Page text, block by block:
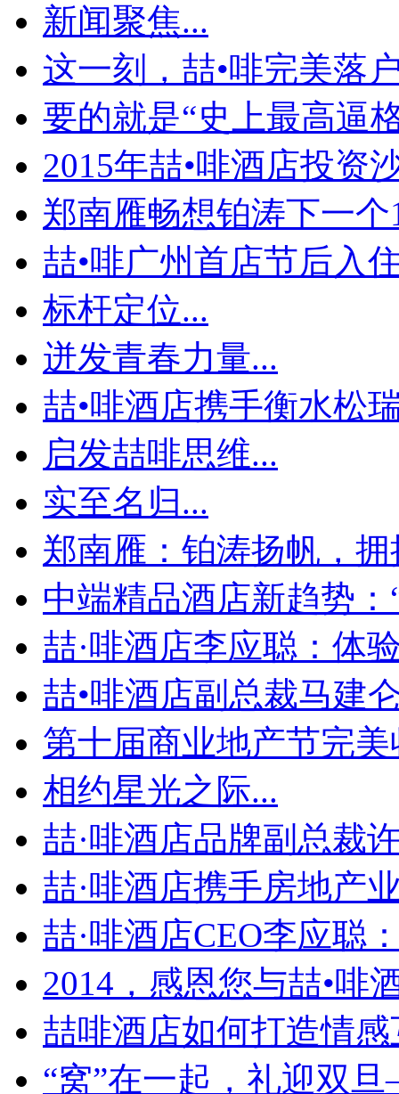
新闻聚焦...
这一刻，喆•啡完美落
要的就是“史上最高逼
2015年喆•啡酒店投资
郑南雁畅想铂涛下一个
喆•啡广州首店节后入
标杆定位...
迸发青春力量...
喆•啡酒店携手衡水松
启发喆啡思维...
实至名归...
郑南雁：铂涛扬帆，
中端精品酒店新趋势：
喆·啡酒店李应聪：体
喆•啡酒店副总裁马建
第十届商业地产节完美
相约星光之际...
喆·啡酒店品牌副总裁
喆·啡酒店携手房地产
喆·啡酒店CEO李应聪
2014，感恩您与喆•啡
喆啡酒店如何打造情感
“窝”在一起，礼迎双